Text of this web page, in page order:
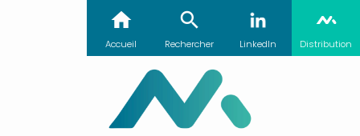
Accueil Rechercher LinkedIn Distribution